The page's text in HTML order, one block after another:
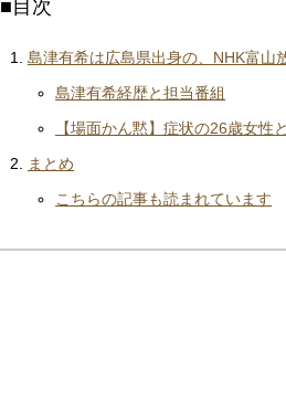
■目次
島津有希は広島県出身の、NHK富山
島津有希経歴と担当番組
【場面かん黙】症状の26歳女性
まとめ
こちらの記事も読まれています